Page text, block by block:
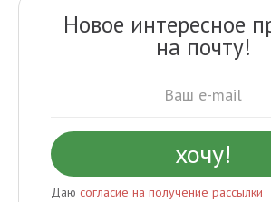
Новое интересное
на почту!
Даю согласие на получение рассылки